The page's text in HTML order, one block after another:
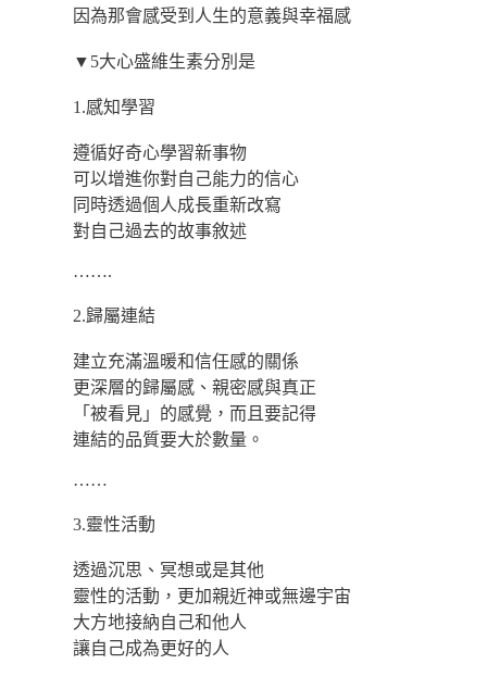
因為那會感受到人生的意義與幸福感
▼5大心盛維生素分別是
1.感知學習
遵循好奇心學習新事物
可以增進你對自己能力的信心
同時透過個人成長重新改寫
對自己過去的故事敘述
…….
2.歸屬連結
建立充滿溫暖和信任感的關係
更深層的歸屬感、親密感與真正
「被看見」的感覺，而且要記得
連結的品質要大於數量。
……
3.靈性活動
透過沉思、冥想或是其他
靈性的活動，更加親近神或無邊宇宙
大方地接納自己和他人
讓自己成為更好的人